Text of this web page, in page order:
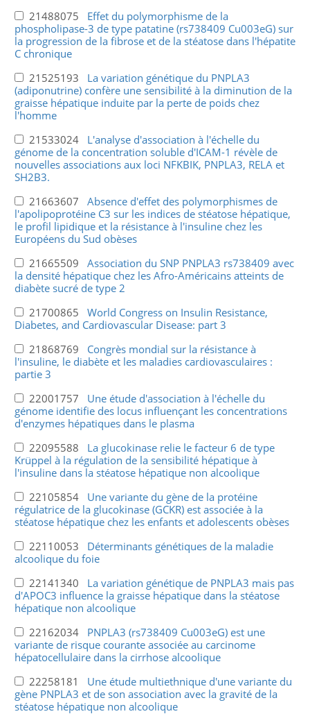
21488075 Effet du polymorphisme de la
phospholipase-3 de type patatine (rs738409 Cu003eG) sur
la progression de la fibrose et de la stéatose dans l'hépatite
C chronique
21525193 La variation génétique du PNPLA3
(adiponutrine) confère une sensibilité à la diminution de la
graisse hépatique induite par la perte de poids chez
l'homme
21533024 L'analyse d'association à l'échelle du
génome de la concentration soluble d'ICAM-1 révèle de
nouvelles associations aux loci NFKBIK, PNPLA3, RELA et
SH2B3.
21663607 Absence d'effet des polymorphismes de
l'apolipoprotéine C3 sur les indices de stéatose hépatique,
le profil lipidique et la résistance à l'insuline chez les
Européens du Sud obèses
21665509 Association du SNP PNPLA3 rs738409 avec
la densité hépatique chez les Afro-Américains atteints de
diabète sucré de type 2
21700865 World Congress on Insulin Resistance,
Diabetes, and Cardiovascular Disease: part 3
21868769 Congrès mondial sur la résistance à
l'insuline, le diabète et les maladies cardiovasculaires :
partie 3
22001757 Une étude d'association à l'échelle du
génome identifie des locus influençant les concentrations
d'enzymes hépatiques dans le plasma
22095588 La glucokinase relie le facteur 6 de type
Krüppel à la régulation de la sensibilité hépatique à
l'insuline dans la stéatose hépatique non alcoolique
22105854 Une variante du gène de la protéine
régulatrice de la glucokinase (GCKR) est associée à la
stéatose hépatique chez les enfants et adolescents obèses
22110053 Déterminants génétiques de la maladie
alcoolique du foie
22141340 La variation génétique de PNPLA3 mais pas
d'APOC3 influence la graisse hépatique dans la stéatose
hépatique non alcoolique
22162034 PNPLA3 (rs738409 Cu003eG) est une
variante de risque courante associée au carcinome
hépatocellulaire dans la cirrhose alcoolique
22258181 Une étude multiethnique d'une variante du
gène PNPLA3 et de son association avec la gravité de la
stéatose hépatique non alcoolique